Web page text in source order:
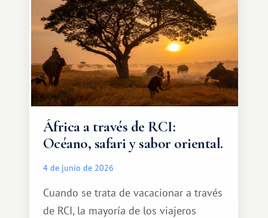
cálido y memorable.
África a través de RCI:
Océano, safari y sabor oriental.
4 de junio de 2026
Cuando se trata de vacacionar a través
de RCI, la mayoría de los viajeros